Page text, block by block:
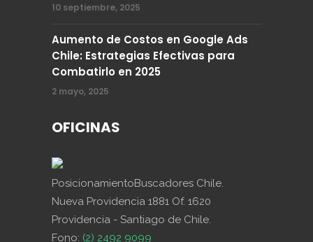
10 septiembre, 2025
Aumento de Costos en Google Ads
Chile: Estrategias Efectivas para
Combatirlo en 2025
2 mayo, 2025
OFICINAS
PosicionamientoBuscadores Chile.
Nueva Providencia 1881 Of. 1620
Providencia - Santiago de Chile.
Fono: (2) 2492 9099